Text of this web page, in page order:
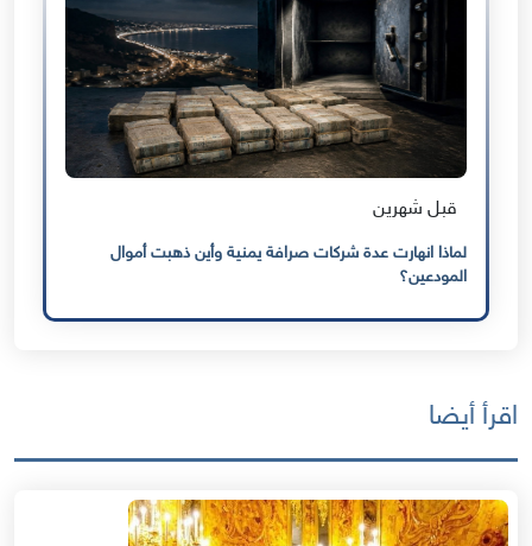
قبل شهرين
لماذا انهارت عدة شركات صرافة يمنية وأين ذهبت أموال
المودعين؟
اقرأ أيضا